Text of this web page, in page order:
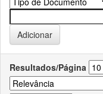
Resultados/Página